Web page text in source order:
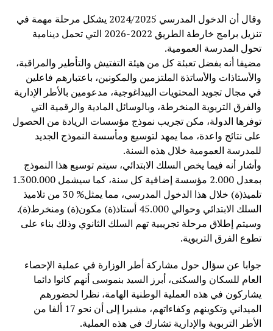
وقال أن الدخول المدرسي 2024/2025 يشكل مرحلة مهمة في
تنزيل برامج خارطة الطريق 2022-2026 التي تحمل دينامية
تحول المدرسة العمومية.
مضيفا أنه بفضل تعبئة كل من هيئة التفتيش والتأطير والمراقبة،
والأستاذات والأساتذة الملتزمين والمكونين، باعتبارهم فاعلين
في مجال تجويد المحتويات البيداغوجية، مدعومين بالأطر الإدارية
والفرق التربوية المنخرطة، وبالوسائل المادية والرقمية التي
توفرها الدولة، مكن تجريب نموذج مؤسسات الريادة من الحصول
على نتائج واعدة، مما يمهد لتوسيع ومأسسة النموذج الجديد
للمدرسة العمومية خلال هذه السنة.
وأشار أنه فيما يخص السلك الابتدائي، سيتم توسيع هذا النموذج
بمعدل 2.000 مؤسسة إضافية كل سنة، كما سيشمل 1.300.000
تلميذ(ة) خلال هذا الدخول المدرسي، مما يمثل% 30 من تلاميذ
السلك الابتدائي وحوالي 45.000 أستاذ(ة) مكون(ة) ومنخرط(ة).
وسيتم إطلاق مرحلة تجريبية تهم السلك الثانوي وذلك بناء على
تطوع الفرق التربوية.
جوابا عن سؤال حول مشاركة أطر الوزارة في عملية الإحصاء
العام للسكان والسكنى، أبرز السيد بنموسى أنهم كانوا دائما
يشاركون في هذه العملية الوطنية الهامة، نظرا لحضورهم
الميداني وتكوينهم وكفاءاتهم، مشيرا إلى أن نحو 17 ألفا من
الأطر التربوية والإدارية تشارك في هذه العملية.